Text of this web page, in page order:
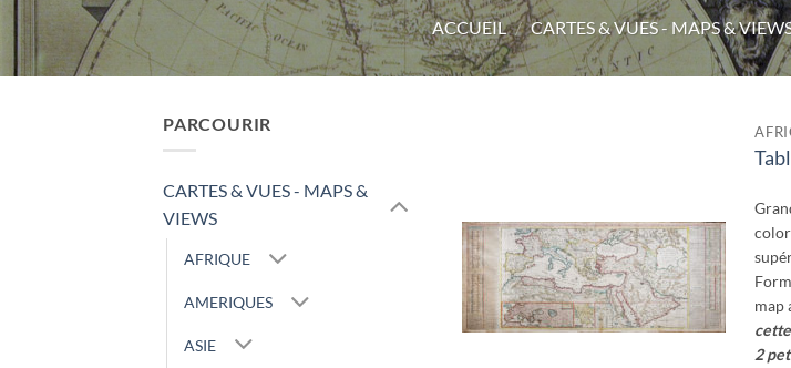
ACCUEIL / CARTES & VUES - MAPS &
PARCOURIR
CARTES & VUES - MAPS &
VIEWS
AFRIQUE
AMERIQUES
ASIE
map
2